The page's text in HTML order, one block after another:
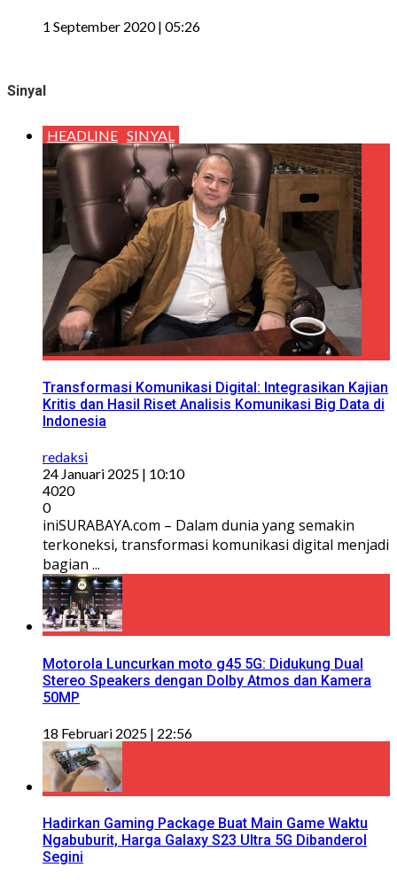
1 September 2020 | 05:26
Sinyal
HEADLINE SINYAL
Transformasi Komunikasi Digital: Integrasikan Kajian
Kritis dan Hasil Riset Analisis Komunikasi Big Data di
Indonesia
redaksi
24 Januari 2025 | 10:10
4020
0
iniSURABAYA.com – Dalam dunia yang semakin
terkoneksi, transformasi komunikasi digital menjadi
bagian ...
Motorola Luncurkan moto g45 5G: Didukung Dual
Stereo Speakers dengan Dolby Atmos dan Kamera
50MP
18 Februari 2025 | 22:56
Hadirkan Gaming Package Buat Main Game Waktu
Ngabuburit, Harga Galaxy S23 Ultra 5G Dibanderol
Segini